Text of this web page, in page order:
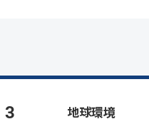
3 地球環境